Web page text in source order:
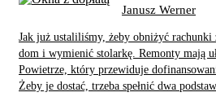
Jak już ustaliliśmy, żeby obniżyć rachunki
dom i wymienić stolarkę. Remonty mają
Powietrze, który przewiduje
Żeby je dostać, trzeba spełnić dwa
Janusz Werner